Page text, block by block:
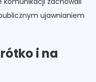
ujawnianiem
i na